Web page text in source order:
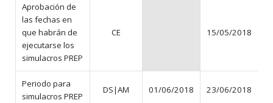
Aprobación de
las fechas en
que habrán de
ejecutarse los
simulacros PREP
CE 15/05/2018
Periodo para
simulacros PREP
DS|AM 01/06/2018 23/06/2018